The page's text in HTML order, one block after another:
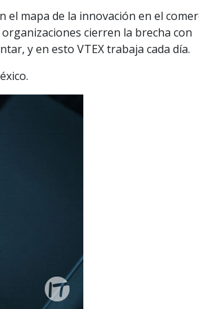
mapa de la innovación en el
cierren la brecha con
y en esto VTEX trabaja cada día.